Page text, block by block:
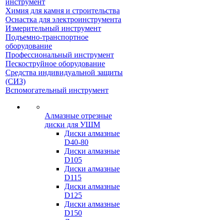
инструмент
Химия для камня и строительства
Оснастка для электроинструмента
Измерительный инструмент
Подъемно-транспортное
оборудование
Профессиональный инструмент
Пескоструйное оборудование
Средства индивидуальной защиты
(СИЗ)
Вспомогательный инструмент
Алмазные отрезные
диски для УШМ
Диски алмазные
D40-80
Диски алмазные
D105
Диски алмазные
D115
Диски алмазные
D125
Диски алмазные
D150